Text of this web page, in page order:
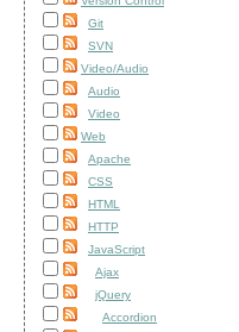
Git
SVN
Video/Audio
Audio
Video
Web
Apache
CSS
HTML
HTTP
JavaScript
Ajax
jQuery
Accordion